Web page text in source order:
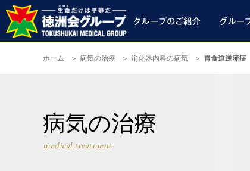
ホーム 病気の治療 消化器内科の病気 胃食道逆流症
病気の治療
medical treatment